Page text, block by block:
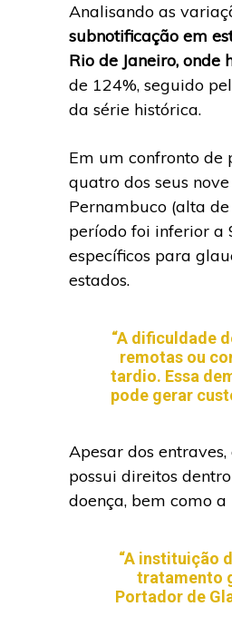
Analisando as
subnotificação em
Rio de Janeiro, onde
de 124%, seguido
da série histórica.
Em um confronto de
quatro dos seus
Pernambuco (alta
período foi inferior a
específicos para
estados.
“A dificuldade
remotas ou
tardio. Essa
pode gerar
Apesar dos
possui direitos
doença, bem como
“A instituição
tratamento
Portador de